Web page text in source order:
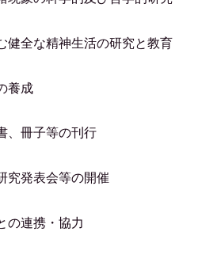
健全な精神生活の研究と教育
養成
、冊子等の刊行
究発表会等の開催
の連携・協力